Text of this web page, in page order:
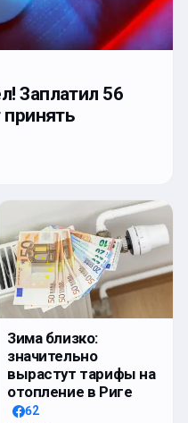
Заплатил 56
принять
Зима близко:
значительно
вырастут тарифы на
отопление в Риге
62